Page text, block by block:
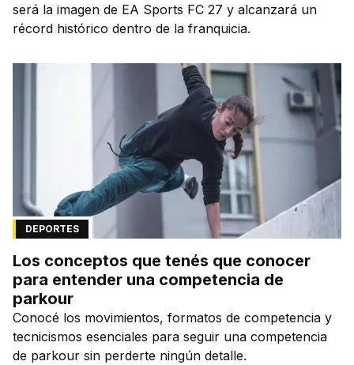
será la imagen de EA Sports FC 27 y alcanzará un
récord histórico dentro de la franquicia.
DEPORTES
Los conceptos que tenés que conocer
para entender una competencia de
parkour
Conocé los movimientos, formatos de competencia y
tecnicismos esenciales para seguir una competencia
de parkour sin perderte ningún detalle.